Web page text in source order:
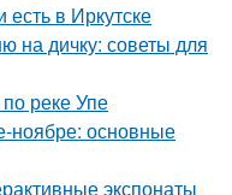
есть в Иркутске
на дичку: советы для
реке Упе
ноябре: основные
экспонаты